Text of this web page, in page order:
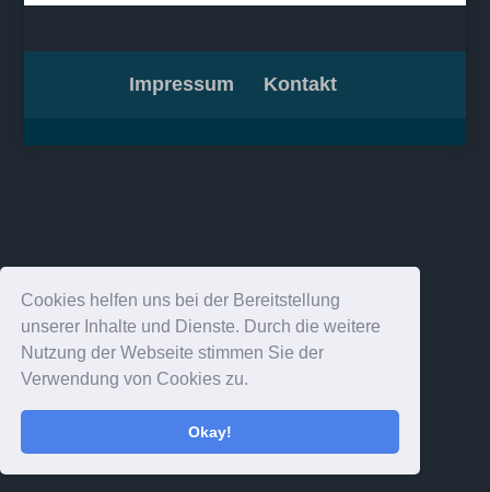
Cookies helfen uns bei der Bereitstellung
unserer Inhalte und Dienste. Durch die weitere
Nutzung der Webseite stimmen Sie der
Verwendung von Cookies zu.
Okay!
Impressum Kontakt